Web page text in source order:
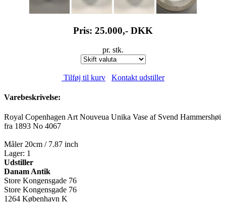
Pris: 25.000,- DKK
pr. stk.
Tilføj til kurv Kontakt udstiller
Varebeskrivelse:
Royal Copenhagen Art Nouveua Unika Vase af Svend Hammershøi
fra 1893 No 4067
Måler 20cm / 7.87 inch
Lager: 1
Udstiller
Danam Antik
Store Kongensgade 76
Store Kongensgade 76
1264 København K